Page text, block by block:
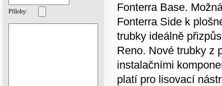
Přílohy:
Fonterra Base.
Fonterra Side k
trubky ideálně
Reno. Nové trubky z
instalačními
platí pro lisovací